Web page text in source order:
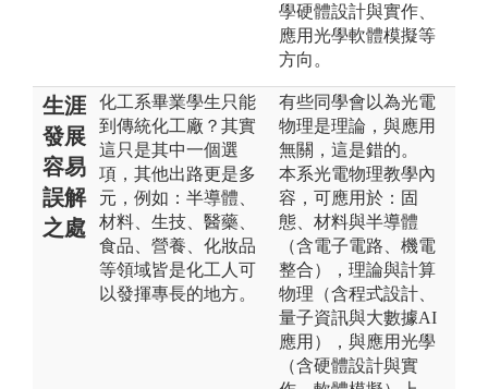
學硬體設計與實作、
應用光學軟體模擬等
方向。
生涯
發展
容易
誤解
之處
化工系畢業學生只能
到傳統化工廠？其實
這只是其中一個選
項，其他出路更是多
元，例如：半導體、
材料、生技、醫藥、
食品、營養、化妝品
等領域皆是化工人可
以發揮專長的地方。
有些同學會以為光電
物理是理論，與應用
無關，這是錯的。
本系光電物理教學內
容，可應用於：固
態、材料與半導體
（含電子電路、機電
整合），理論與計算
物理（含程式設計、
量子資訊與大數據AI
應用），與應用光學
（含硬體設計與實